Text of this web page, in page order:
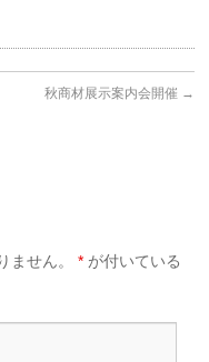
秋商材展示案内会開催 →
ません。 * が付いている